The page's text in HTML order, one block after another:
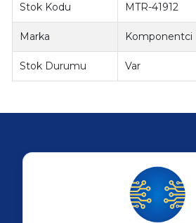
Stok Kodu MTR-41912
Marka Komponentci
Stok Durumu Var